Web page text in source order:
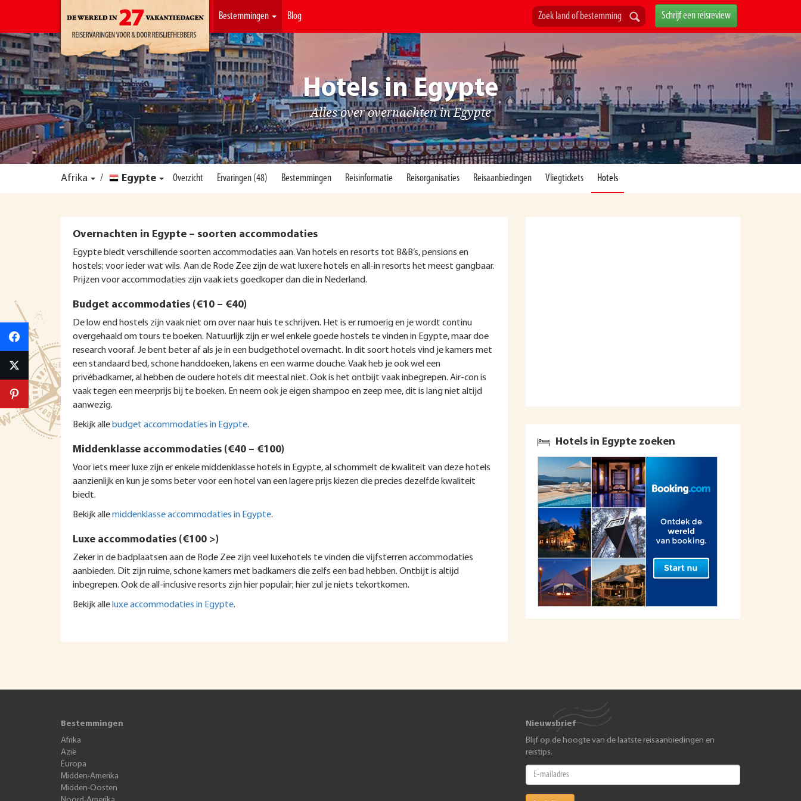
Bestemmingen Blog Schrijf een reisreview
Hotels in Egypte
Alles over overnachten in Egypte
Afrika / Egypte Overzicht Ervaringen (48) Bestemmingen Reisinformatie Reisorganisaties Reisaanbiedingen Vliegtickets Hotels
Overnachten in Egypte – soorten accommodaties
Egypte biedt verschillende soorten accommodaties aan. Van hotels en resorts tot B&B’s, pensions en
hostels; voor ieder wat wils. Aan de Rode Zee zijn de wat luxere hotels en all-in resorts het meest gangbaar.
Prijzen voor accommodaties zijn vaak iets goedkoper dan die in Nederland.
Budget accommodaties (€10 – €40)
De low end hostels zijn vaak niet om over naar huis te schrijven. Het is er rumoerig en je wordt continu
overgehaald om tours te boeken. Natuurlijk zijn er wel enkele goede hostels te vinden in Egypte, maar doe
research vooraf. Je bent beter af als je in een budgethotel overnacht. In dit soort hotels vind je kamers met
een standaard bed, schone handdoeken, lakens en een warme douche. Vaak heb je ook wel een
privébadkamer, al hebben de oudere hotels dit meestal niet. Ook is het ontbijt vaak inbegrepen. Air-con is
vaak tegen een meerprijs bij te boeken. En neem ook je eigen shampoo en zeep mee, dit is lang niet altijd
aanwezig.
Bekijk alle budget accommodaties in Egypte.
Middenklasse accommodaties (€40 – €100)
Voor iets meer luxe zijn er enkele middenklasse hotels in Egypte, al schommelt de kwaliteit van deze hotels
aanzienlijk en kun je soms beter voor een hotel van een lagere prijs kiezen die precies dezelfde kwaliteit
biedt.
Bekijk allemiddenklasse accommodaties in Egypte.
Luxe accommodaties (€100 >)
Zeker in de badplaatsen aan de Rode Zee zijn veel luxehotels te vinden die vijfsterren accommodaties
aanbieden. Dit zijn ruime, schone kamers met badkamers die zelfs een bad hebben. Ontbijt is altijd
inbegrepen. Ook de all-inclusive resorts zijn hier populair; hier zul je niets tekortkomen.
Bekijk alle luxe accommodaties in Egypte.
Hotels in Egypte zoeken
Bestemmingen
Afrika
Azië
Europa
Midden-Amerika
Midden-Oosten
Nieuwsbrief
Blijf op de hoogte van de laatste reisaanbiedingen en
reistips.